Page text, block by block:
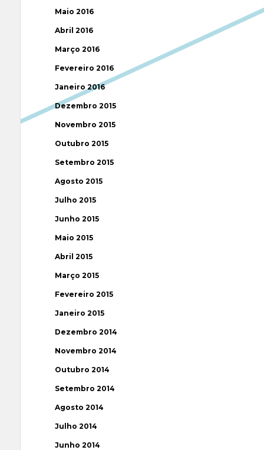
Maio 2016
Abril 2016
Março 2016
Fevereiro 2016
Janeiro 2016
Dezembro 2015
Novembro 2015
Outubro 2015
Setembro 2015
Agosto 2015
Julho 2015
Junho 2015
Maio 2015
Abril 2015
Março 2015
Fevereiro 2015
Janeiro 2015
Dezembro 2014
Novembro 2014
Outubro 2014
Setembro 2014
Agosto 2014
Julho 2014
Junho 2014